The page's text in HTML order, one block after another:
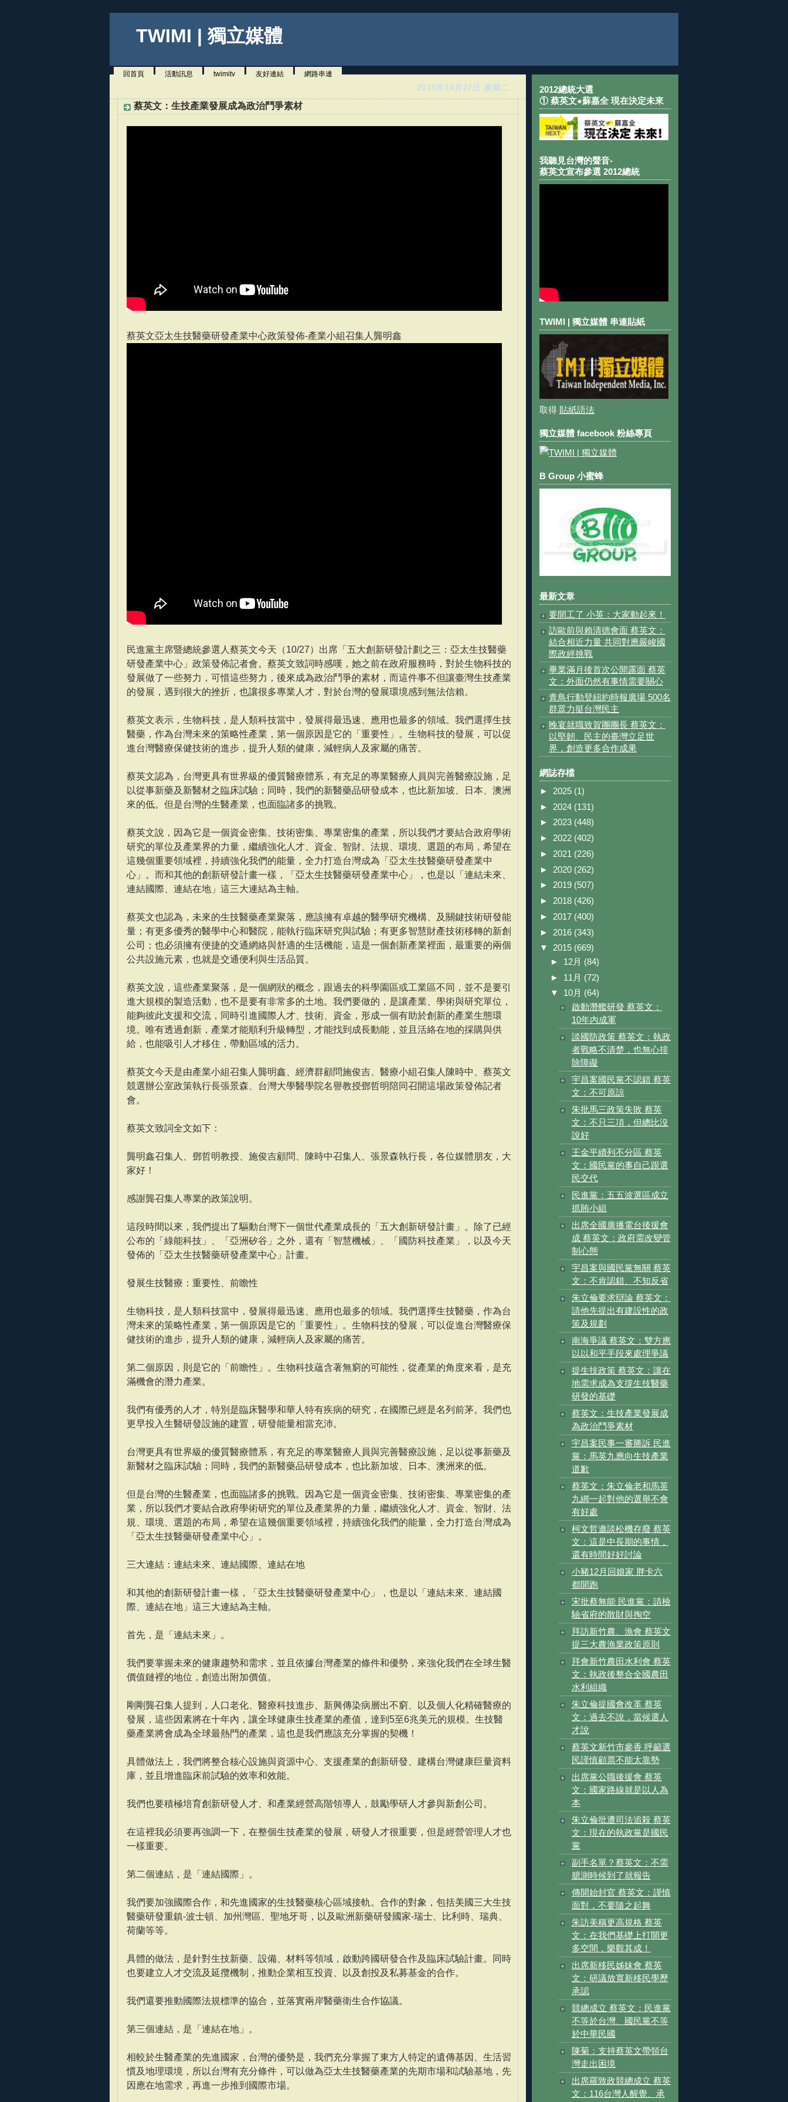
TWIMI | 獨立媒體
回首頁 活動訊息 twimitv 友好連結 網路串連
2015年10月27日 星期二
蔡英文：生技產業發展成為政治鬥爭素材
蔡英文亞太生技醫藥研發產業中心政策發佈-產業小組召集人龔明鑫
民進黨主席暨總統參選人蔡英文今天（10/27）出席「五大創新研發計劃之三：亞太生技醫藥
研發產業中心」政策發佈記者會。蔡英文致詞時感嘆，她之前在政府服務時，對於生物科技的
發展做了一些努力，可惜這些努力，後來成為政治鬥爭的素材，而這件事不但讓臺灣生技產業
的發展，遇到很大的挫折，也讓很多專業人才，對於台灣的發展環境感到無法信賴。
蔡英文表示，生物科技，是人類科技當中，發展得最迅速、應用也最多的領域。我們選擇生技
醫藥，作為台灣未來的策略性產業，第一個原因是它的「重要性」。生物科技的發展，可以促
進台灣醫療保健技術的進步，提升人類的健康，減輕病人及家屬的痛苦。
蔡英文認為，台灣更具有世界級的優質醫療體系，有充足的專業醫療人員與完善醫療設施，足
以從事新藥及新醫材之臨床試驗；同時，我們的新醫藥品研發成本，也比新加坡、日本、澳洲
來的低。但是台灣的生醫產業，也面臨諸多的挑戰。
蔡英文說，因為它是一個資金密集、技術密集、專業密集的產業，所以我們才要結合政府學術
研究的單位及產業界的力量，繼續強化人才、資金、智財、法規、環境、選題的布局，希望在
這幾個重要領域裡，持續強化我們的能量，全力打造台灣成為「亞太生技醫藥研發產業中
心」。而和其他的創新研發計畫一樣，「亞太生技醫藥研發產業中心」，也是以「連結未來、
連結國際、連結在地」這三大連結為主軸。
蔡英文也認為，未來的生技醫藥產業聚落，應該擁有卓越的醫學研究機構、及關鍵技術研發能
量；有更多優秀的醫學中心和醫院，能執行臨床研究與試驗；有更多智慧財產技術移轉的新創
公司；也必須擁有便捷的交通網絡與舒適的生活機能，這是一個創新產業裡面，最重要的兩個
公共設施元素，也就是交通便利與生活品質。
蔡英文說，這些產業聚落，是一個網狀的概念，跟過去的科學園區或工業區不同，並不是要引
進大規模的製造活動，也不是要有非常多的土地。我們要做的，是讓產業、學術與研究單位，
能夠彼此支援和交流，同時引進國際人才、技術、資金，形成一個有助於創新的產業生態環
境。唯有透過創新，產業才能順利升級轉型，才能找到成長動能，並且活絡在地的採購與供
給，也能吸引人才移住，帶動區域的活力。
蔡英文今天是由產業小組召集人龔明鑫、經濟群顧問施俊吉、醫療小組召集人陳時中、蔡英文
競選辦公室政策執行長張景森、台灣大學醫學院名譽教授鄧哲明陪同召開這場政策發佈記者
會。
蔡英文致詞全文如下：
龔明鑫召集人、鄧哲明教授、施俊吉顧問、陳時中召集人、張景森執行長，各位媒體朋友，大
家好！
感謝龔召集人專業的政策說明。
這段時間以來，我們提出了驅動台灣下一個世代產業成長的「五大創新研發計畫」。除了已經
公布的「綠能科技」、「亞洲矽谷」之外，還有「智慧機械」、「國防科技產業」，以及今天
發佈的「亞太生技醫藥研發產業中心」計畫。
發展生技醫療：重要性、前瞻性
生物科技，是人類科技當中，發展得最迅速、應用也最多的領域。我們選擇生技醫藥，作為台
灣未來的策略性產業，第一個原因是它的「重要性」。生物科技的發展，可以促進台灣醫療保
健技術的進步，提升人類的健康，減輕病人及家屬的痛苦。
第二個原因，則是它的「前瞻性」。生物科技蘊含著無窮的可能性，從產業的角度來看，是充
滿機會的潛力產業。
我們有優秀的人才，特別是臨床醫學和華人特有疾病的研究，在國際已經是名列前茅。我們也
更早投入生醫研發設施的建置，研發能量相當充沛。
台灣更具有世界級的優質醫療體系，有充足的專業醫療人員與完善醫療設施，足以從事新藥及
新醫材之臨床試驗；同時，我們的新醫藥品研發成本，也比新加坡、日本、澳洲來的低。
但是台灣的生醫產業，也面臨諸多的挑戰。因為它是一個資金密集、技術密集、專業密集的產
業，所以我們才要結合政府學術研究的單位及產業界的力量，繼續強化人才、資金、智財、法
規、環境、選題的布局，希望在這幾個重要領域裡，持續強化我們的能量，全力打造台灣成為
「亞太生技醫藥研發產業中心」。
三大連結：連結未來、連結國際、連結在地
和其他的創新研發計畫一樣，「亞太生技醫藥研發產業中心」，也是以「連結未來、連結國
際、連結在地」這三大連結為主軸。
首先，是「連結未來」。
我們要掌握未來的健康趨勢和需求，並且依據台灣產業的條件和優勢，來強化我們在全球生醫
價值鏈裡的地位，創造出附加價值。
剛剛龔召集人提到，人口老化、醫療科技進步、新興傳染病層出不窮、以及個人化精確醫療的
發展，這些因素將在十年內，讓全球健康生技產業的產值，達到5至6兆美元的規模。生技醫
藥產業將會成為全球最熱門的產業，這也是我們應該充分掌握的契機！
具體做法上，我們將整合核心設施與資源中心、支援產業的創新研發、建構台灣健康巨量資料
庫，並且增進臨床前試驗的效率和效能。
我們也要積極培育創新研發人才、和產業經營高階領導人，鼓勵學研人才參與新創公司。
在這裡我必須要再強調一下，在整個生技產業的發展，研發人才很重要，但是經營管理人才也
一樣重要。
第二個連結，是「連結國際」。
我們要加強國際合作，和先進國家的生技醫藥核心區域接軌。合作的對象，包括美國三大生技
醫藥研發重鎮-波士頓、加州灣區、聖地牙哥，以及歐洲新藥研發國家-瑞士、比利時、瑞典、
荷蘭等等。
具體的做法，是針對生技新藥、設備、材料等領域，啟動跨國研發合作及臨床試驗計畫。同時
也要建立人才交流及延攬機制，推動企業相互投資、以及創投及私募基金的合作。
我們還要推動國際法規標準的協合，並落實兩岸醫藥衛生合作協議。
第三個連結，是「連結在地」。
相較於生醫產業的先進國家，台灣的優勢是，我們充分掌握了東方人特定的遺傳基因、生活習
慣及地理環境，所以台灣有充分條件，可以做為亞太生技醫藥產業的先期市場和試驗基地，先
因應在地需求，再進一步推到國際市場。
2012總統大選
① 蔡英文●蘇嘉全 現在決定未來
我聽見台灣的聲音-
蔡英文宣布參選 2012總統
TWIMI | 獨立媒體 串連貼紙
取得 貼紙語法
獨立媒體 facebook 粉絲專頁
B Group 小蜜蜂
最新文章
要開工了 小英：大家動起來！
訪歐前與賴清德會面 蔡英文：
結合相近力量 共同對應嚴峻國
際政經挑戰
畢業滿月後首次公開露面 蔡英
文：外面仍然有事情需要關心
青鳥行動登紐約時報廣場 500名
群眾力挺台灣民主
晚宴就職致賀團團長 蔡英文：
以堅韌、民主的臺灣立足世
界，創造更多合作成果
網誌存檔
► 2025 (1)
► 2024 (131)
► 2023 (448)
► 2022 (402)
► 2021 (226)
► 2020 (262)
► 2019 (507)
► 2018 (426)
► 2017 (400)
► 2016 (343)
▼ 2015 (669)
► 12月 (84)
► 11月 (72)
▼ 10月 (64)
啟動潛艦研發 蔡英文：
10年內成軍
談國防政策 蔡英文：執政
者戰略不清楚，也無心排
除障礙
宇昌案國民黨不認錯 蔡英
文：不可原諒
朱批馬三政策失敗 蔡英
文：不只三項，但總比沒
說好
王金平續列不分區 蔡英
文：國民黨的事自己跟選
民交代
民進黨：五五波選區成立
抓賄小組
出席全國廣播電台後援會
成 蔡英文：政府需改變管
制心態
宇昌案與國民黨無關 蔡英
文：不肯認錯、不知反省
朱立倫要求辯論 蔡英文：
請他先提出有建設性的政
策及規劃
南海爭議 蔡英文：雙方應
以以和平手段來處理爭議
提生技政策 蔡英文：讓在
地需求成為支撐生技醫藥
研發的基礎
蔡英文：生技產業發展成
為政治鬥爭素材
宇昌案民事一審勝訴 民進
黨：馬英九應向生技產業
道歉
蔡英文：朱立倫老和馬英
九綁一起對他的選舉不會
有好處
柯文哲邀談松機存廢 蔡英
文：這是中長期的事情，
還有時間好好討論
小豬12月回娘家 胖卡六
都開跑
宋批蔡無能 民進黨：請檢
驗省府的散財與掏空
拜訪新竹農、漁會 蔡英文
提三大農漁業政策原則
拜會新竹農田水利會 蔡英
文：執政後整合全國農田
水利組織
朱立倫提國會改革 蔡英
文：過去不說，當候選人
才說
蔡英文新竹市參香 呼籲選
民謹慎顧票不能太靠勢
出席黨公職後援會 蔡英
文：國家路線就是以人為
本
朱立倫批遭司法追殺 蔡英
文：現在的執政黨是國民
黨
副手名單？蔡英文：不需
臆測時候到了就報告
傳開始封官 蔡英文：謹慎
面對，不要隨之起舞
朱訪美稱更高規格 蔡英
文：在我們基礎上打開更
多空間，樂觀其成！
出席新移民姊妹會 蔡英
文：研議放寬新移民學歷
承認
競總成立 蔡英文：民進黨
不等於台灣、國民黨不等
於中華民國
陳菊：支持蔡英文帶領台
灣走出困境
出席羅致政競總成立 蔡英
文：116台灣人醒覺、承